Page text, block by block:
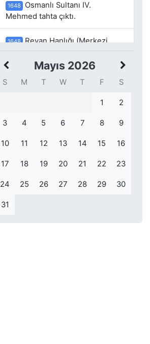
1648
Osmanlı Sultanı IV.
Mehmed tahta çıktı.
1648
Revan Hanlığı (Merkezi
günümüzdeki Erivan şehrini
başkent olarak seçen ve 1747 ile
1828 yıllarında faaliyet gösteren
hanlıktır.) fethedildi.
Emiliano Zapata (Emiliano Zapata
Anenecuilco’da doğdu.
Mayıs 2026
S M T W T F S
1 2
3 4 5 6 7 8 9
10 11 12 13 14 15 16
17 18 19 20 21 22 23
24 25 26 27 28 29 30
31